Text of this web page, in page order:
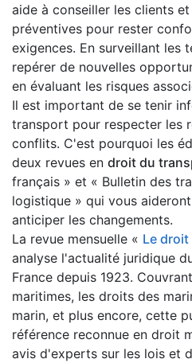
aide à conseiller les clients
préventives pour rester
exigences. En surveillant les
repérer de nouvelles
en évaluant les risques
Il est important de se tenir
transport pour respecter les
conflits. C'est pourquoi les
deux revues en droit du
français » et « Bulletin des
logistique » qui vous
anticiper les changements.
La revue mensuelle « Le
analyse l'actualité juridique
France depuis 1923.
maritimes, les droits des
marin, et plus encore, cette
référence reconnue en droit
avis d'experts sur les lois et